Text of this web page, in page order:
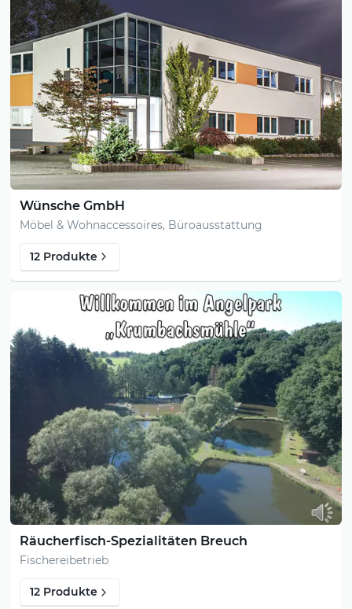
Wünsche GmbH
Möbel & Wohnaccessoires, Büroausstattung
12 Produkte
Räucherfisch-Spezialitäten Breuch
Fischereibetrieb
12 Produkte